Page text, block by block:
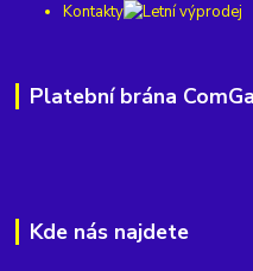
Kontakty
Platební brána
Kde nás najdete